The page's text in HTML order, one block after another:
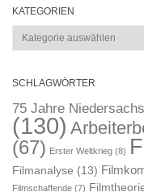
KATEGORIEN
Kategorien
SCHLAGWÖRTER
75 Jahre
(130)
(67) Erster Weltkrieg (8)
Filmanalyse (13)
Filmschaffende (7)